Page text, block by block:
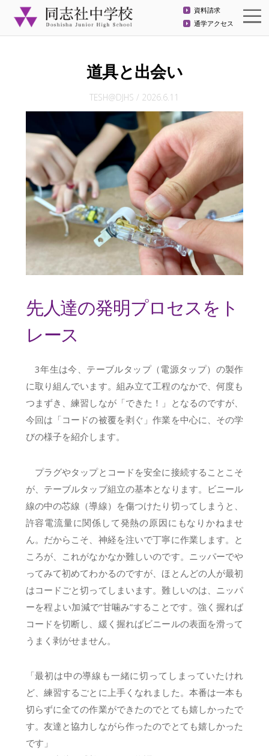
資料請求
通学アクセス
道具と出会い
TESH@DJHS / 2026.6.11
先人達の発明プロセスをト
レース
3年生は今、テーブルタップ（電源タップ）の製作
に取り組んでいます。組み立て工程のなかで、何度も
つまずき、練習しなが「できた！」となるのですが、
今回は「コードの被覆を剥ぐ」作業を中心に、その学
びの様子を紹介します。
プラグやタップとコードを安全に接続することこそ
が、テーブルタップ組立の基本となります。ビニール
線の中の芯線（導線）を傷つけたり切ってしまうと、
許容電流量に関係して発熱の原因にもなりかねませ
ん。だからこそ、神経を注いで丁寧に作業します。と
ころが、これがなかなか難しいのです。ニッパーでや
ってみて初めてわかるのですが、ほとんどの人が最初
はコードごと切ってしまいます。難しいのは、ニッパ
ーを程よい加減で“甘噛み”することです。強く握れば
コードを切断し、緩く握ればビニールの表面を滑って
うまく剥がせません。
「最初は中の導線も一緒に切ってしまっていたけれ
ど、練習するごとに上手くなれました。本番は一本も
切らずに全ての作業ができたのでとても嬉しかったで
す。友達と協力しながら作ったのでとても嬉しかった
です」